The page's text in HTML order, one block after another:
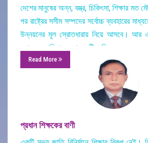
দেশের মানুষের অন্ন, বস্ত্র, চিকিৎসা, শিক্ষার মত
পর রাষ্ট্রের সসীম সম্পদের সর্বোচ্চ ব্যবহারের
উন্নয়নের মূল স্রোতধারায় নিয়ে আসবে। আর
করার মূল হাতিয়ার হলো একটি অধিক সক্ষম
গড়ে তোলা। ডিজিটাল বাংলাদেশ গড়ার
ভিশন-২০২১ এদেশের উন্নয়নে দিয়েছে এক নতুন
একুশ শতকের চ্যালেঞ্জ মোকাবেলায় বর্তমান সরকার
গঠনের লক্ষ্যে ‘রূপকল্প ২০২১’ ঘোষণা করেছে।
মাধ্যমে দেশকে মধ্যমে আয়ের পর্যায় পেরিয়ে
Read More
প্রধান শিক্ষকের বাণী